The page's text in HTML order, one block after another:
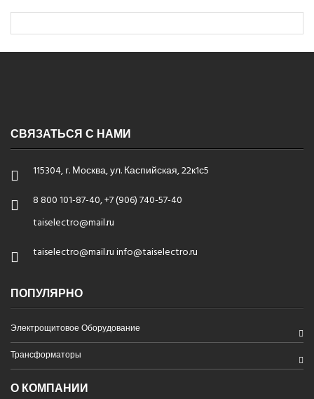
СВЯЗАТЬСЯ С НАМИ
115304, г. Москва, ул. Каспийская, 22к1с5
8 800 101-87-40, +7 (906) 740-57-40
taiselectro@mail.ru
taiselectro@mail.ru info@taiselectro.ru
ПОПУЛЯРНО
Электрощитовое Оборудование
Трансформаторы
О КОМПАНИИ